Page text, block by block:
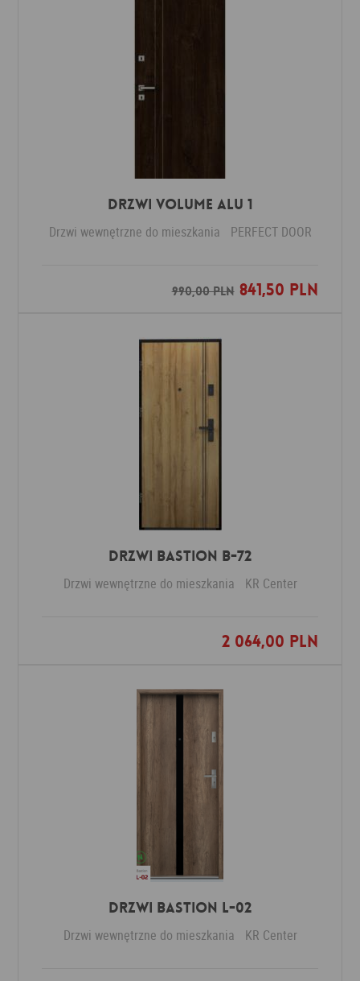
Drzwi VOLUME ALU 1
Drzwi wewnętrzne do mieszkania PERFECT DOOR
990,00 PLN841,50 PLN
Dodaj do ulubionych
Drzwi Bastion B-72
Drzwi wewnętrzne do mieszkania KR Center
2 064,00 PLN
Dodaj do ulubionych
Drzwi Bastion L-02
Drzwi wewnętrzne do mieszkania KR Center